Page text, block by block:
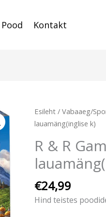
Pood Kontakt
Esileht / Vabaaeg/
lauamäng(inglise k)
R & R
€24,99
Hind teistes